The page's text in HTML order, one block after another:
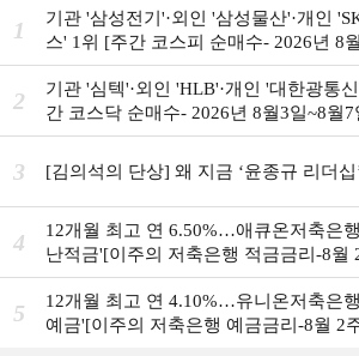
1
기관 '삼성전기'·외인 '삼성물산'·개인
스' 1위 [주간 코스피 순매수- 2026년 8
7일]
2
기관 '심텍'·외인 'HLB'·개인 '대한광통
간 코스닥 순매수- 2026년 8월3일~8월7
3 [김의석의 단상] 왜 지금 ‘윤종규 리더십
4
12개월 최고 연 6.50%…애큐온저축은
난적금'[이주의 저축은행 적금금리-8월
5
12개월 최고 연 4.10%…유니온저축은행
예금'[이주의 저축은행 예금금리-8월 2